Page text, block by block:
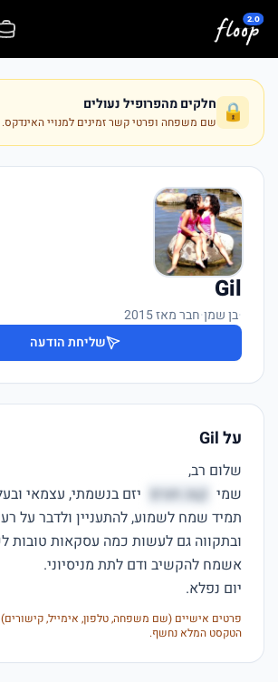
דלג לתוכן המרכזי
🔒 חלקים מהפרופיל נעולים
שם משפחה ופרטי קשר זמינים למנויי האינדקס.
Gil
·בן שמן·חבר מאז 2015
שליחת הודעה
על Gil
שמי קצנ חנרס
יום נפלא.
פרטים אישיים (שם משפחה, טלפון, אימייל, קישורים)
הטקסט המלא נחשף.